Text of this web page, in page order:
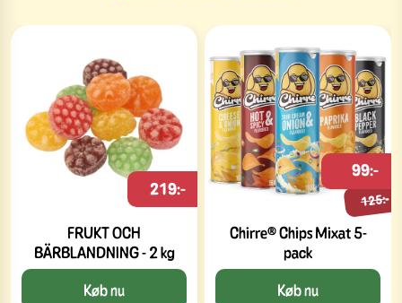
FRUKT OCH
BÄRBLANDNING - 2 kg
219:-
Køb nu
Chirre® Chips Mixat 5-
pack
125:-
99:-
Køb nu